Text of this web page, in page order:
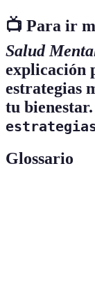
📺 Para ir
Salud
explicación
estrategias
tu
Glossario